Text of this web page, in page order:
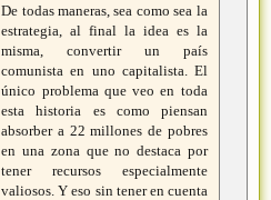
De todas maneras, sea como sea la
estrategia, al final la idea es la
misma, convertir un país
comunista en uno capitalista. El
único problema que veo en toda
esta historia es como piensan
absorber a 22 millones de pobres
en una zona que no destaca por
tener recursos especialmente
valiosos. Y eso sin tener en cuenta